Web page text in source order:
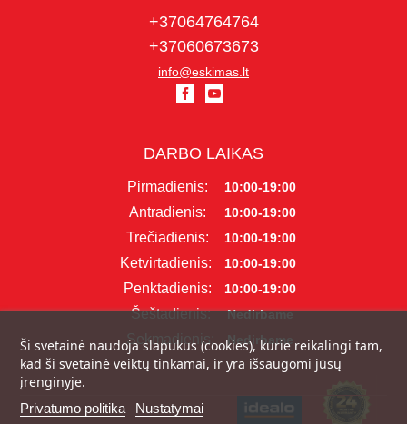
+37064764764
+37060673673
info@eskimas.lt
DARBO LAIKAS
Pirmadienis: 10:00-19:00
Antradienis: 10:00-19:00
Trečiadienis: 10:00-19:00
Ketvirtadienis: 10:00-19:00
Penktadienis: 10:00-19:00
Šeštadienis: Nedirbame
Sekmadienis: Nedirbame
Ši svetainė naudoja slapukus (cookies), kurie reikalingi tam,
kad ši svetainė veiktų tinkamai, ir yra išsaugomi jūsų
įrenginyje.
Privatumo politika Nustatymai